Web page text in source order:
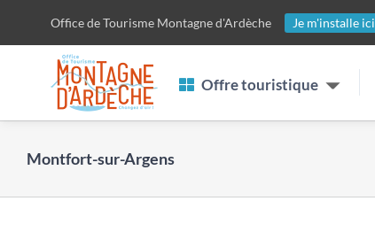
contenu
Office de Tourisme Montagne d'Ardèche Je m'installe ici
Offre touristique
Montfort-sur-Argens